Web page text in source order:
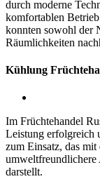
durch moderne
komfortablen
konnten sowohl der
Räumlichkeiten
Kühlung
Im Früchtehandel
Leistung erfolgreich
zum Einsatz, das
darstellt.